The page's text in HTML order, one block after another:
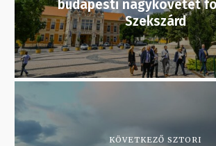
budapesti nagykövetét
Szekszárd
KÖVETKEZŐ SZTORI